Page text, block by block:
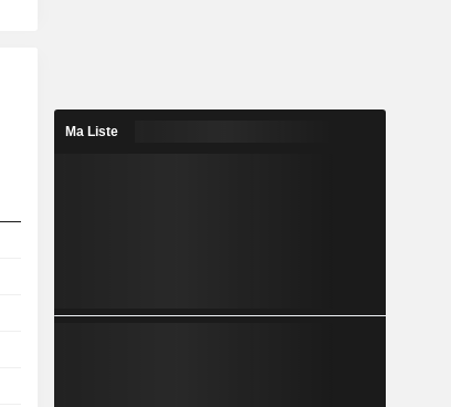
Ma Liste